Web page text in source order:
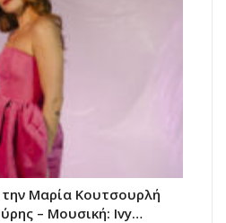
Μαρία Κουτσουρλή
– Μουσική: Ivy…